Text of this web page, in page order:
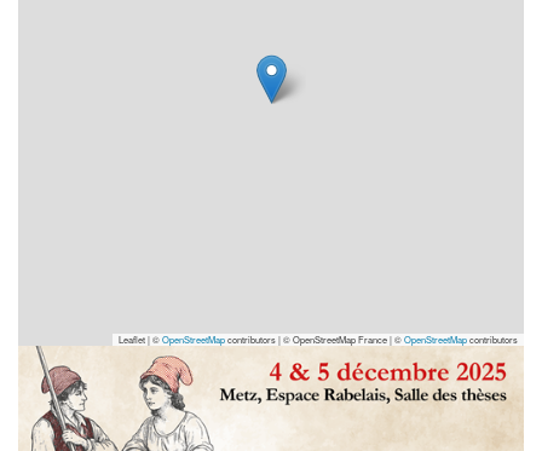
Leaflet | ©OpenStreetMapcontributors|© OpenStreetMap France | ©OpenStreetMapcontributors